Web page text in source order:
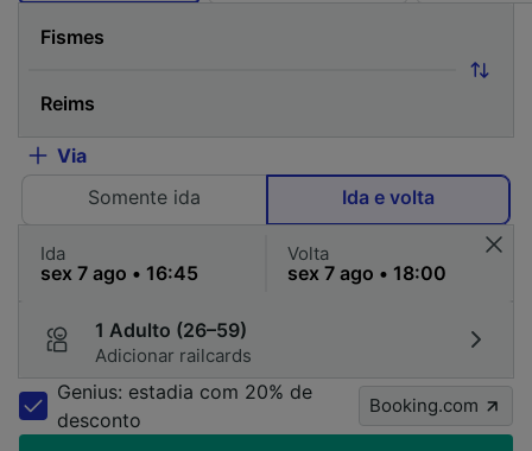
Via
Somente ida
Ida e volta
Ida Volta
1 Adulto (26–59)
Adicionar railcards
Genius: estadia com 20% de
desconto
Booking.com